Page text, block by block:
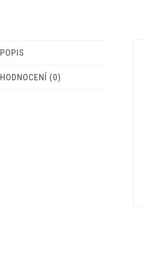
POPIS
HODNOCENÍ (0)